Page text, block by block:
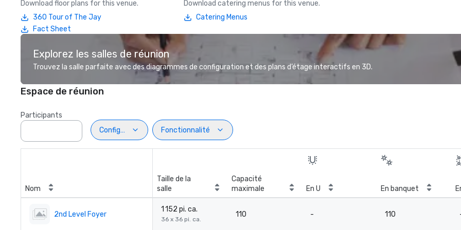
Download floor plans for this venue.
360 Tour of The Jay
Fact Sheet
Download catering menus for this venue.
Catering Menus
Explorez les salles de réunion
Trouvez la salle parfaite avec des diagrammes de configuration et des plans d’étage interactifs en 3D.
Espace de réunion
Participants
Configuration
Fonctionnalité
Nom
Taille de la
salle
Capacité
maximale
En U En banquet
2nd Level Foyer
1 152 pi. ca.
36 x 36 pi. ca.
110 - 110